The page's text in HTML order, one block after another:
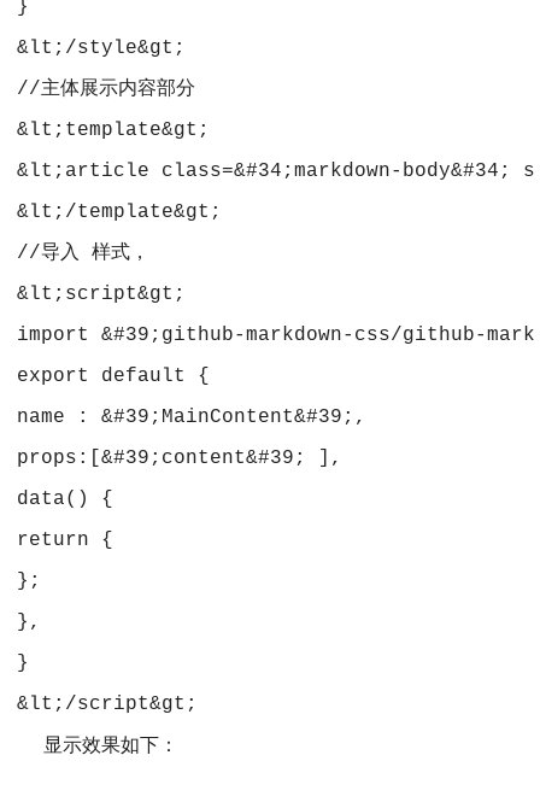
}
&lt;/style&gt;
//主体展示内容部分
&lt;template&gt;
&lt;article class=&#34;markdown-
&lt;/template&gt;
//导入 样式，
&lt;script&gt;
import &#39;github-markdown-css/github-
export default {
name : &#39;MainContent&#39;,
props:[&#39;content&#39; ],
data() {
return {
};
},
}
&lt;/script&gt;
显示效果如下：